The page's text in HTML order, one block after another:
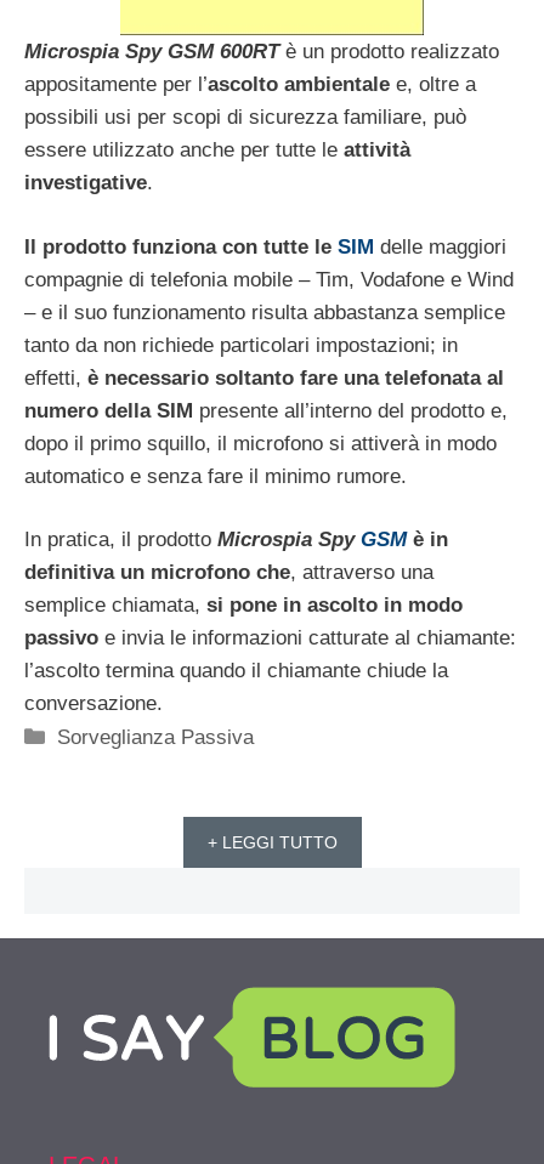
Microspia Spy GSM 600RTè un prodotto realizzato
appositamente per l’ascolto ambientale e, oltre a
possibili usi per scopi di sicurezza familiare, può
essere utilizzato anche per tutte le attività
investigative.
Il prodotto funziona con tutte le SIM delle maggiori
compagnie di telefonia mobile – Tim, Vodafone e Wind
– e il suo funzionamento risulta abbastanza semplice
tanto da non richiede particolari impostazioni; in
effetti, è necessario soltanto fare una telefonata al
numero della SIM presente all’interno del prodotto e,
dopo il primo squillo, il microfono si attiverà in modo
automatico e senza fare il minimo rumore.
In pratica, il prodotto Microspia Spy GSM è in
definitiva un microfono che, attraverso una
semplice chiamata, si pone in ascolto in modo
passivo e invia le informazioni catturate al chiamante:
l’ascolto termina quando il chiamante chiude la
conversazione.
Categorie
Sorveglianza Passiva
+ LEGGI TUTTO